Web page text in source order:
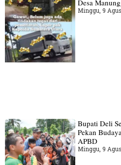
Desa
Minggu, 9
Bupati Deli
Pekan
APBD
Minggu, 9